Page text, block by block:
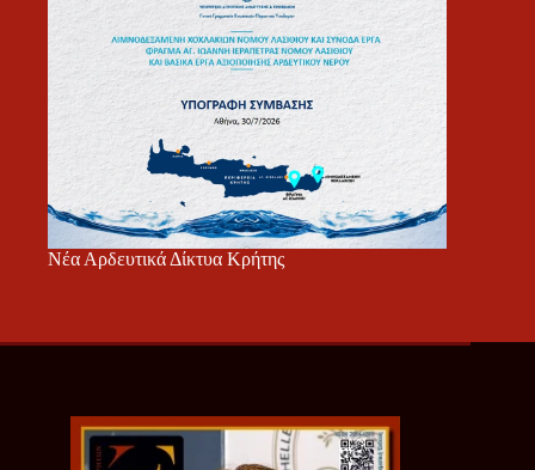
Νέα Αρδευτικά Δίκτυα Κρήτης